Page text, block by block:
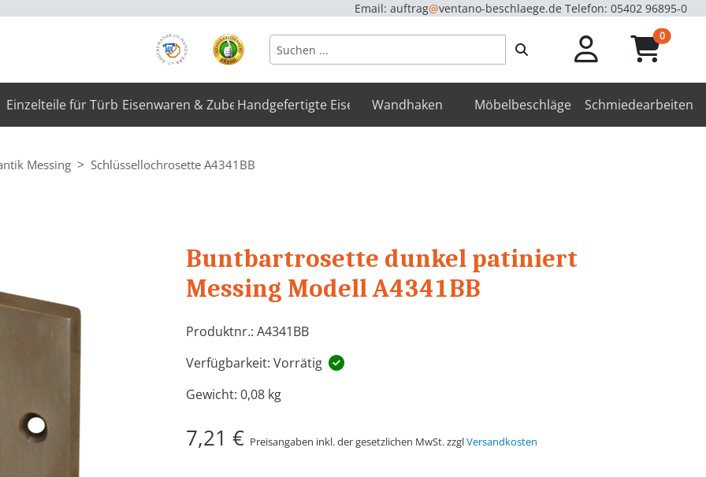
Email: auftrag@ventano-beschlaege.de Telefon: 05402 96895-0
0unread
Einzelteile für TürbeschlägeEisenwaren & ZubehörHandgefertigte Eisenbeschläge
Wandhaken Möbelbeschläge Schmiedearbeiten
Messing Schlüssellochrosette A4341BB
Buntbartrosette dunkel patiniert
Messing Modell A4341BB
Produktnr.: A4341BB
Verfügbarkeit: Vorrätig
Gewicht: 0,08 kg
7,21 € Preisangaben inkl. der gesetzlichen MwSt. zzglVersandkosten